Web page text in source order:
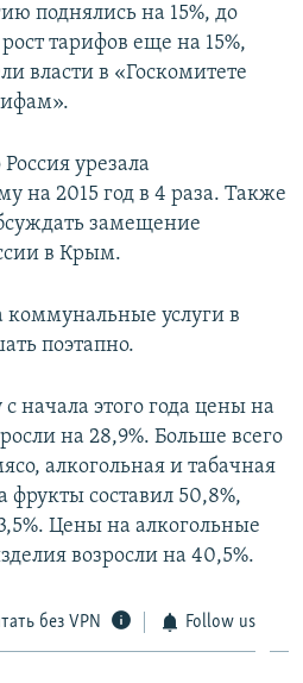
поднялись на 15%, до
тарифов еще на 15%,
власти в «Госкомитете
урезала
на 2015 год в 4 раза. Также
замещение
в Крым.
услуги в
поэтапно.
начала этого года цены на
на 28,9%. Больше всего
алкогольная и табачная
фрукты составил 50,8%,
Цены на алкогольные
возросли на 40,5%.
без VPN Follow us